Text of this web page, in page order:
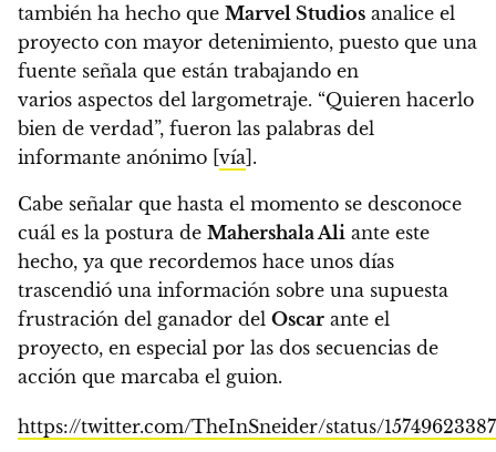
también ha hecho que Marvel Studios analice el
proyecto con mayor detenimiento, puesto que una
fuente señala que están trabajando en
varios aspectos del largometraje. “Quieren hacerlo
bien de verdad”, fueron las palabras del
informante anónimo vía ].
Cabe señalar que hasta el momento se desconoce
cuál es la postura de Mahershala Ali ante este
hecho, ya que recordemos hace unos días
trascendió una información sobre una supuesta
frustración del ganador del Oscar ante el
proyecto, en especial por las dos secuencias de
acción que marcaba el guion.
https://twitter.com/TheInSneider/status/